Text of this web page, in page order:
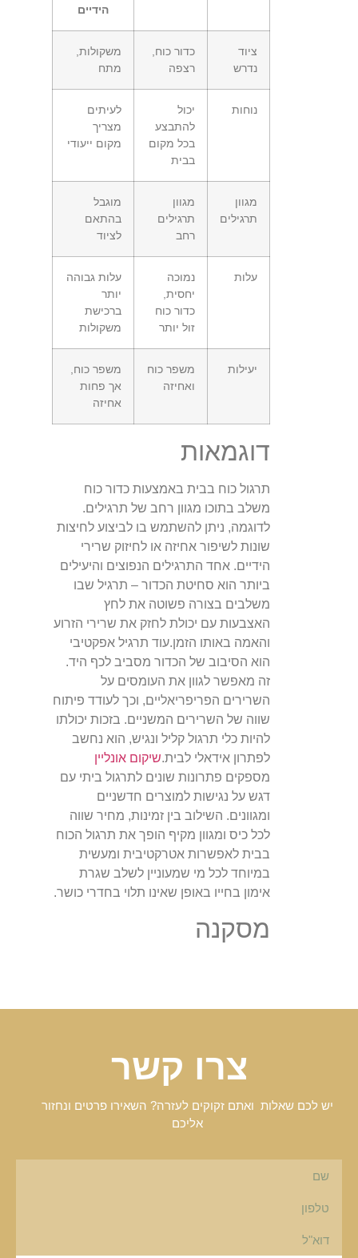
הידיים
ציוד
נדרש
כדור כוח,
רצפה
משקולות,
מתח
נוחות
יכול
להתבצע
בכל מקום
בבית
לעיתים
מצריך
מקום ייעודי
מגוון
תרגילים
מגוון
תרגילים
רחב
מוגבל
בהתאם
לציוד
עלות
נמוכה
יחסית,
כדור כוח
זול יותר
עלות גבוהה
יותר
ברכישת
משקולות
יעילות
משפר כוח
ואחיזה
משפר כוח,
אך פחות
אחיזה
דוגמאות
תרגול כוח בבית באמצעות כדור כוח
משלב בתוכו מגוון רחב של תרגילים.
לדוגמה, ניתן להשתמש בו לביצוע לחיצות
שונות לשיפור אחיזה או לחיזוק שרירי
הידיים. אחד התרגילים הנפוצים והיעילים
ביותר הוא סחיטת הכדור – תרגיל שבו
משלבים בצורה פשוטה את לחץ
האצבעות עם יכולת לחזק את שרירי הזרוע
והאמה באותו הזמן.עוד תרגיל אפקטיבי
הוא הסיבוב של הכדור מסביב לכף היד.
זה מאפשר לגוון את העומסים על
השרירים הפריפריאליים, וכך לעודד פיתוח
שווה של השרירים המשניים. בזכות יכולתו
להיות כלי תרגול קליל ונגיש, הוא נחשב
לפתרון אידאלי לבית.שיקום אונליין
מספקים פתרונות שונים לתרגול ביתי עם
דגש על נגישות למוצרים חדשניים
ומגוונים. השילוב בין זמינות, מחיר שווה
לכל כיס ומגוון מקיף הופך את תרגול הכוח
בבית לאפשרות אטרקטיבית ומעשית
במיוחד לכל מי שמעוניין לשלב שגרת
אימון בחייו באופן שאינו תלוי בחדרי כושר.
מסקנה
צרו קשר
יש לכם שאלות ואתם זקוקים לעזרה? השאירו פרטים ונחזור
אליכם